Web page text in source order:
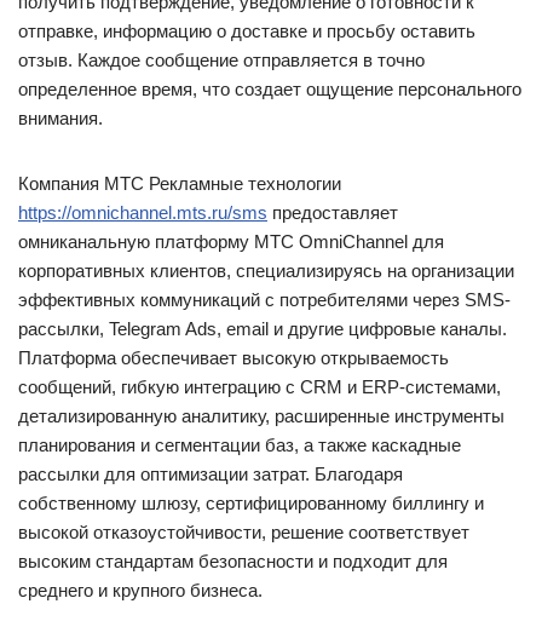
отправке, информацию о доставке и просьбу оставить
отзыв. Каждое сообщение отправляется в точно
определенное время, что создает ощущение персонального
внимания.
Компания МТС Рекламные технологии
https://omnichannel.mts.ru/sms предоставляет
омниканальную платформу МТС OmniChannel для
корпоративных клиентов, специализируясь на организации
эффективных коммуникаций с потребителями через SMS-
рассылки, Telegram Ads, email и другие цифровые каналы.
Платформа обеспечивает высокую открываемость
сообщений, гибкую интеграцию с CRM и ERP-системами,
детализированную аналитику, расширенные инструменты
планирования и сегментации баз, а также каскадные
рассылки для оптимизации затрат. Благодаря
собственному шлюзу, сертифицированному биллингу и
высокой отказоустойчивости, решение соответствует
высоким стандартам безопасности и подходит для
среднего и крупного бизнеса.